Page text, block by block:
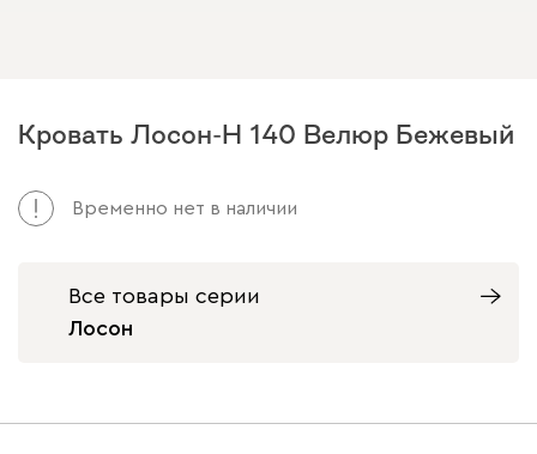
Кровать Лосон-Н 140 Велюр Бежевый
Арт. 252847
Временно нет в наличии
Все товары серии
Лосон